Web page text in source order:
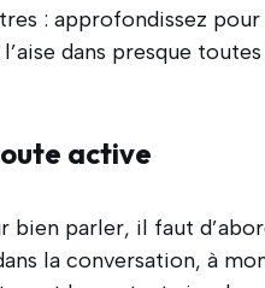
: approfondissez
dans presque
active
bien parler, il faut
la conversation, à